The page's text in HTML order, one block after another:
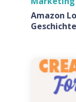
Amazon